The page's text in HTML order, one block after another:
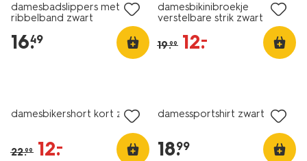
damesbadslippers met
ribbelband zwart
16.
49
damesbikinibroekje
verstelbare strik zwart
19.99 12.
–
damesbikershort kort zwart
22.99 12.
–
damessportshirt zwart
18.
99